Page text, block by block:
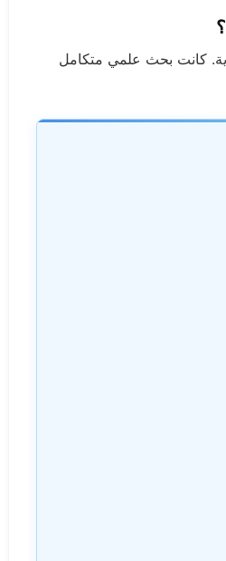
كانت بحث علمي متكامل